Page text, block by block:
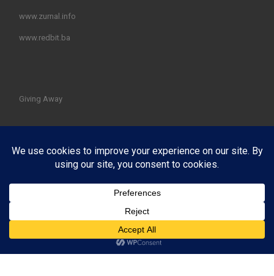
www.zurnal.info
www.redbit.ba
Giving Away
PotrošačX Edukacija potrošača i internet korisnika
All rights reserved